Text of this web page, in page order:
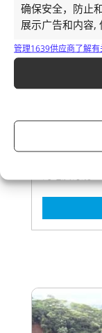
确保安全，防止
展示广告和内容,
管理1639供应商了解
探索沙马雷